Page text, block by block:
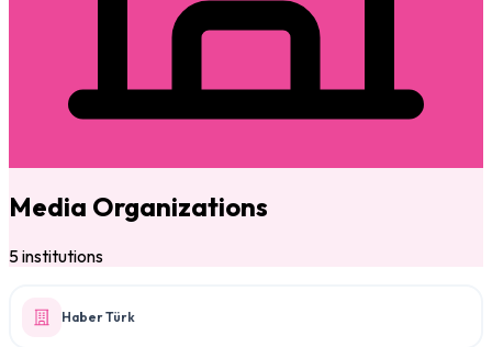
Media Organizations
5 institutions
Haber Türk